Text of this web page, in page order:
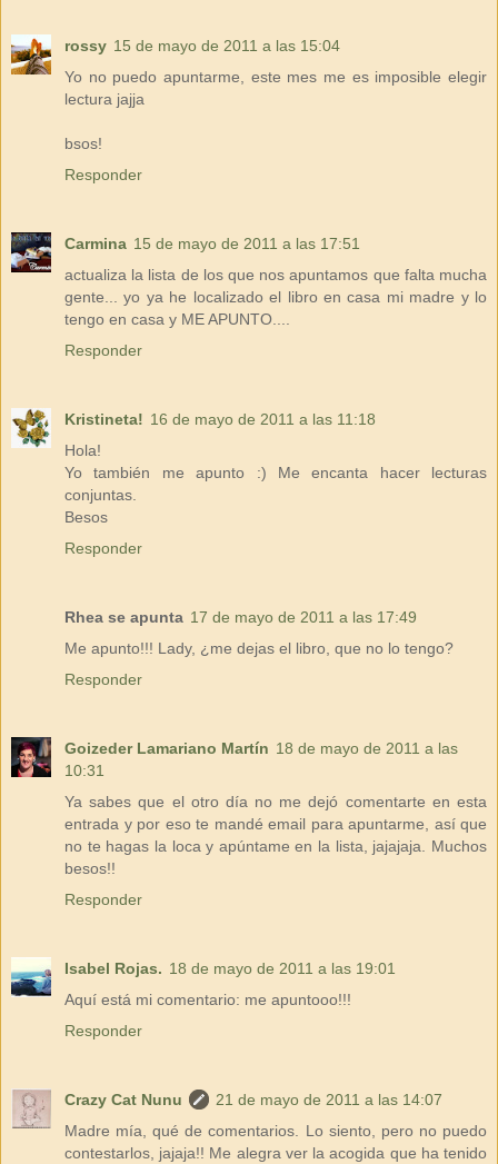
rossy 15 de mayo de 2011 a las 15:04
Yo no puedo apuntarme, este mes me es imposible elegir
lectura jajja
bsos!
Responder
Carmina 15 de mayo de 2011 a las 17:51
actualiza la lista de los que nos apuntamos que falta mucha
gente... yo ya he localizado el libro en casa mi madre y lo
tengo en casa y ME APUNTO....
Responder
Kristineta! 16 de mayo de 2011 a las 11:18
Hola!
Yo también me apunto :) Me encanta hacer lecturas
conjuntas.
Besos
Responder
Rhea se apunta 17 de mayo de 2011 a las 17:49
Me apunto!!! Lady, ¿me dejas el libro, que no lo tengo?
Responder
Goizeder Lamariano Martín 18 de mayo de 2011 a las
10:31
Ya sabes que el otro día no me dejó comentarte en esta
entrada y por eso te mandé email para apuntarme, así que
no te hagas la loca y apúntame en la lista, jajajaja. Muchos
besos!!
Responder
Isabel Rojas. 18 de mayo de 2011 a las 19:01
Aquí está mi comentario: me apuntooo!!!
Responder
Crazy Cat Nunu
21 de mayo de 2011 a las 14:07
Madre mía, qué de comentarios. Lo siento, pero no puedo
contestarlos, jajaja!! Me alegra ver la acogida que ha tenido